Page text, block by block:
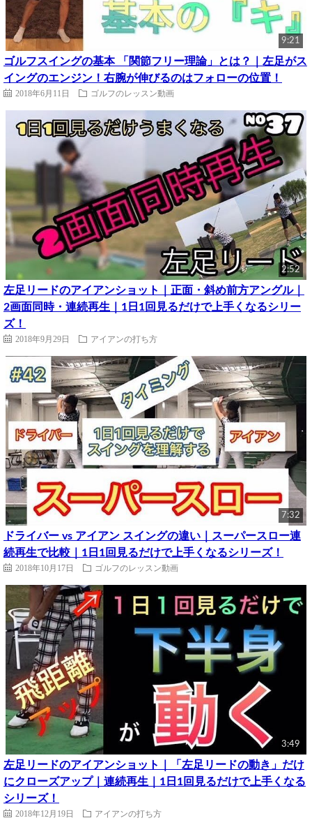
9:21
ゴルフスイングの基本 「関節フリー理論」とは？｜左足がス
イングのエンジン！右腕が伸びるのはフォローの位置！
2018年6月11日 ゴルフのレッスン動画
2:52
左足リードのアイアンショット｜正面・斜め前方アングル｜
2画面同時・連続再生｜1日1回見るだけで上手くなるシリー
ズ！
2018年9月29日 アイアンの打ち方
7:32
ドライバー vs アイアン スイングの違い｜スーパースロー連
続再生で比較｜1日1回見るだけで上手くなるシリーズ！
2018年10月17日 ゴルフのレッスン動画
3:49
左足リードのアイアンショット｜「左足リードの動き」だけ
にクローズアップ｜連続再生｜1日1回見るだけで上手くなる
シリーズ！
2018年12月19日 アイアンの打ち方